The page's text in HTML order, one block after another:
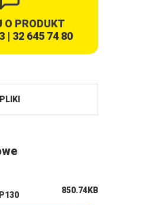
PRODUKT
| 32 645 74 80
PLIKI
850.74KB